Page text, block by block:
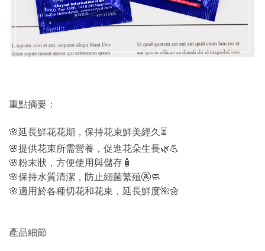
重點摘要：
🌸延長鮮花花期，保持花束鮮美經久⏳
🌸提供花束所需營養，促進花朵生長🌿💪
🌸粉末狀，方便使用與儲存🧴
🌸保持水質清潔，防止細菌繁殖🚱🧼
🌸適用於各種切花和花束，延長鮮度🌺🌼
產品細節